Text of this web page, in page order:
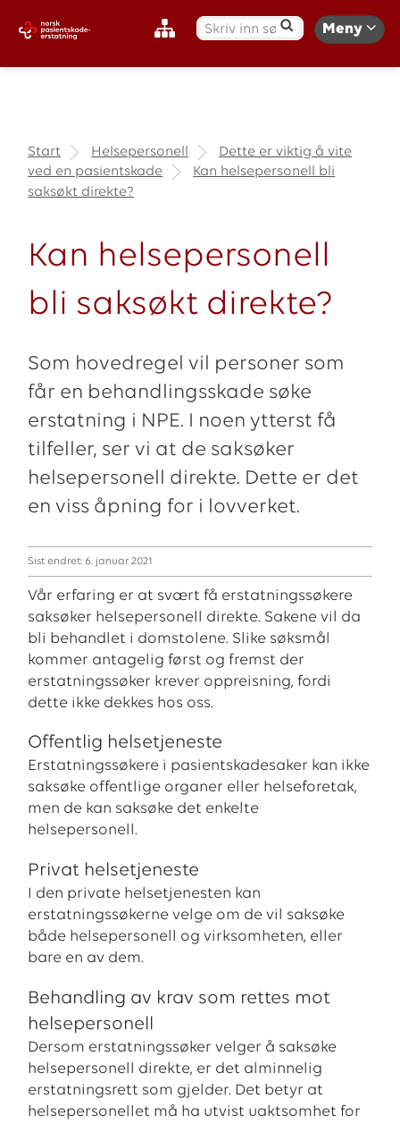
S
k
Meny
Start Helsepersonell
Dette er viktig å vite
ved en pasientskade
Kan helsepersonell bli
saksøkt direkte?
Kan helsepersonell
bli saksøkt direkte?
Som hovedregel vil personer som
får en behandlingsskade søke
erstatning i NPE. I noen ytterst få
tilfeller, ser vi at de saksøker
helsepersonell direkte. Dette er det
en viss åpning for i lovverket.
Sist endret: 6. januar 2021
Vår erfaring er at svært få erstatningssøkere
saksøker helsepersonell direkte. Sakene vil da
bli behandlet i domstolene. Slike søksmål
kommer antagelig først og fremst der
erstatningssøker krever oppreisning, fordi
dette ikke dekkes hos oss.
Offentlig helsetjeneste
Erstatningssøkere i pasientskadesaker kan ikke
saksøke offentlige organer eller helseforetak,
men de kan saksøke det enkelte
helsepersonell.
Privat helsetjeneste
I den private helsetjenesten kan
erstatningssøkerne velge om de vil saksøke
både helsepersonell og virksomheten, eller
bare en av dem.
Behandling av krav som rettes mot
helsepersonell
Dersom erstatningssøker velger å saksøke
helsepersonell direkte, er det alminnelig
erstatningsrett som gjelder. Det betyr at
helsepersonellet må ha utvist uaktsomhet for